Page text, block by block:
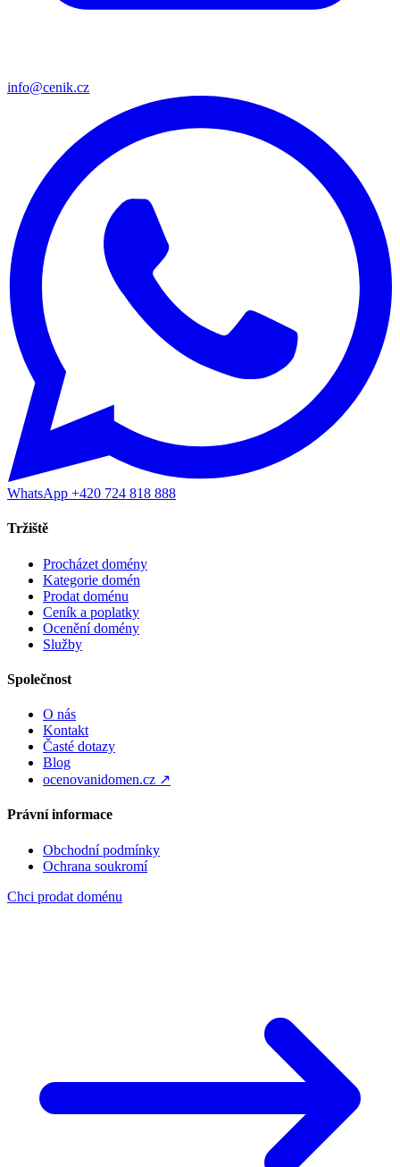
info@cenik.cz
WhatsApp +420 724 818 888
Tržiště
Procházet domény
Kategorie domén
Prodat doménu
Ceník a poplatky
Ocenění domény
Služby
Společnost
O nás
Kontakt
Časté dotazy
Blog
ocenovanidomen.cz ↗
Právní informace
Obchodní podmínky
Ochrana soukromí
Chci prodat doménu